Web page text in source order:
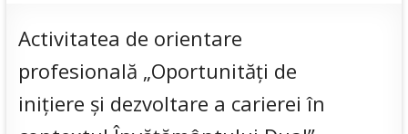
NR.6
nr.6; școală
admitere;
admitere
2019;
Activitatea de orientare
profesională „Oportunități de
inițiere și dezvoltare a carierei în